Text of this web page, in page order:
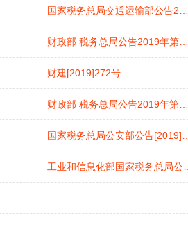
财建[2019]272号